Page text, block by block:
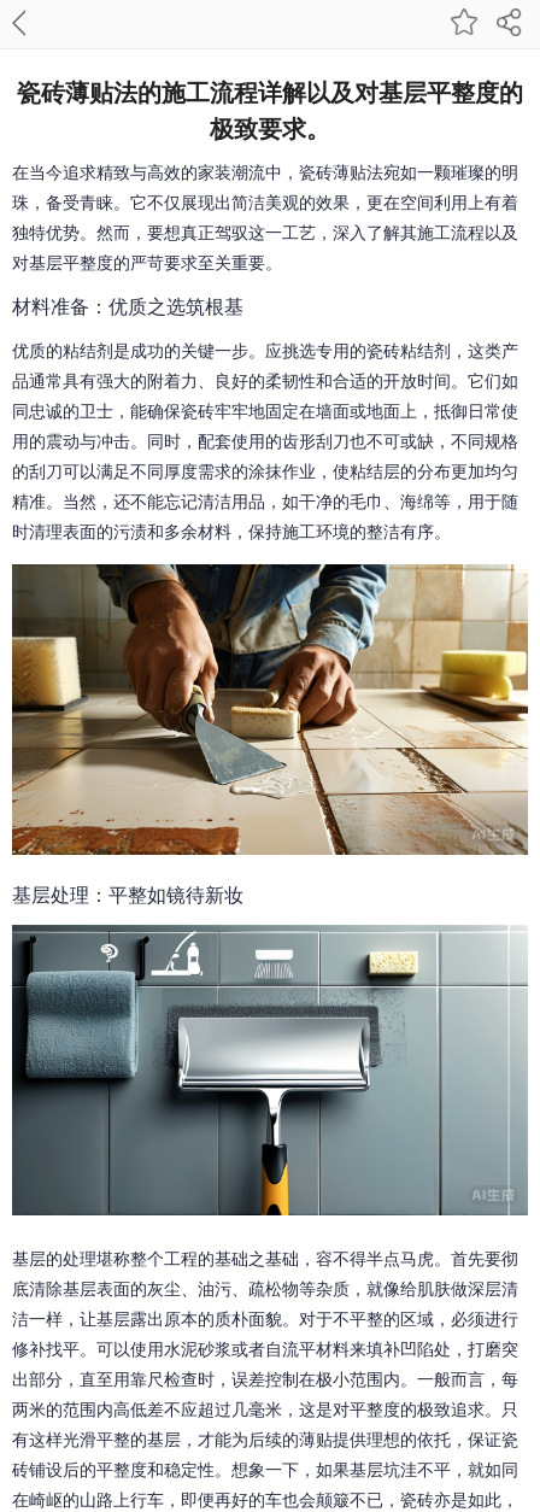
瓷砖薄贴法的施工流程详解以及对基层平整度的
极致要求。
在当今追求精致与高效的家装潮流中，瓷砖薄贴法宛如一颗璀璨的明
珠，备受青睐。它不仅展现出简洁美观的效果，更在空间利用上有着
独特优势。然而，要想真正驾驭这一工艺，深入了解其施工流程以及
对基层平整度的严苛要求至关重要。
材料准备：优质之选筑根基
优质的粘结剂是成功的关键一步。应挑选专用的瓷砖粘结剂，这类产
品通常具有强大的附着力、良好的柔韧性和合适的开放时间。它们如
同忠诚的卫士，能确保瓷砖牢牢地固定在墙面或地面上，抵御日常使
用的震动与冲击。同时，配套使用的齿形刮刀也不可或缺，不同规格
的刮刀可以满足不同厚度需求的涂抹作业，使粘结层的分布更加均匀
精准。当然，还不能忘记清洁用品，如干净的毛巾、海绵等，用于随
时清理表面的污渍和多余材料，保持施工环境的整洁有序。
基层处理：平整如镜待新妆
基层的处理堪称整个工程的基础之基础，容不得半点马虎。首先要彻
底清除基层表面的灰尘、油污、疏松物等杂质，就像给肌肤做深层清
洁一样，让基层露出原本的质朴面貌。对于不平整的区域，必须进行
修补找平。可以使用水泥砂浆或者自流平材料来填补凹陷处，打磨突
出部分，直至用靠尺检查时，误差控制在极小范围内。一般而言，每
两米的范围内高低差不应超过几毫米，这是对平整度的极致追求。只
有这样光滑平整的基层，才能为后续的薄贴提供理想的依托，保证瓷
砖铺设后的平整度和稳定性。想象一下，如果基层坑洼不平，就如同
在崎岖的山路上行车，即便再好的车也会颠簸不已，瓷砖亦是如此，